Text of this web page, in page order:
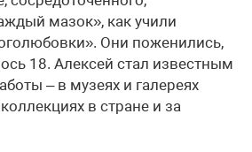
мазок», как учили
Они поженились,
18. Алексей стал известным
– в музеях и галереях
в стране и за